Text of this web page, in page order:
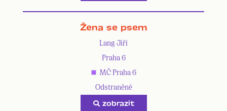
Žena se psem
Lang Jiří
Praha 6
MČ Praha 6
Odstraněné
zobrazit